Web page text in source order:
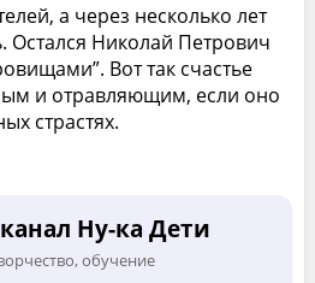
а через несколько лет
Остался Николай Петрович
Вот так счастье
и отравляющим, если оно
страстях.
Ну-ка Дети
обучение